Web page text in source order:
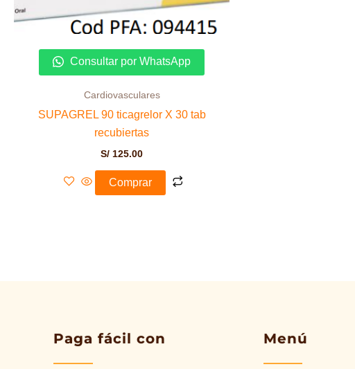
Consultar por WhatsApp
Cardiovasculares
SUPAGREL 90 ticagrelor X 30 tab
recubiertas
S/ 125.00
Comprar
Paga fácil con Menú